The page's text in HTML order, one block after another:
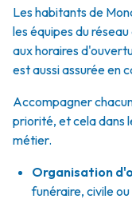
Les habitants de
les équipes du
aux horaires
est aussi assurée en
Accompagner
priorité, et cela dans
métier.
Organisation
funéraire, civile